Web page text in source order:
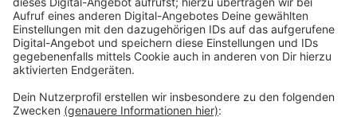
gelockerte Corona-Regeln, zum Beispiel keine
Kontaktbeschränkungen mehr für Ungeimpfte und 3G
in der Gastro. Wie sich diese Lockerungen auf die
Zahlen auswirken, kann an der aktuellen Lage noch